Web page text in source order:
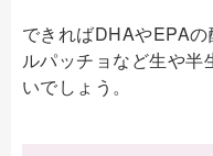
できればDHAやEPA
ルパッチョなど生や半
いでしょう。